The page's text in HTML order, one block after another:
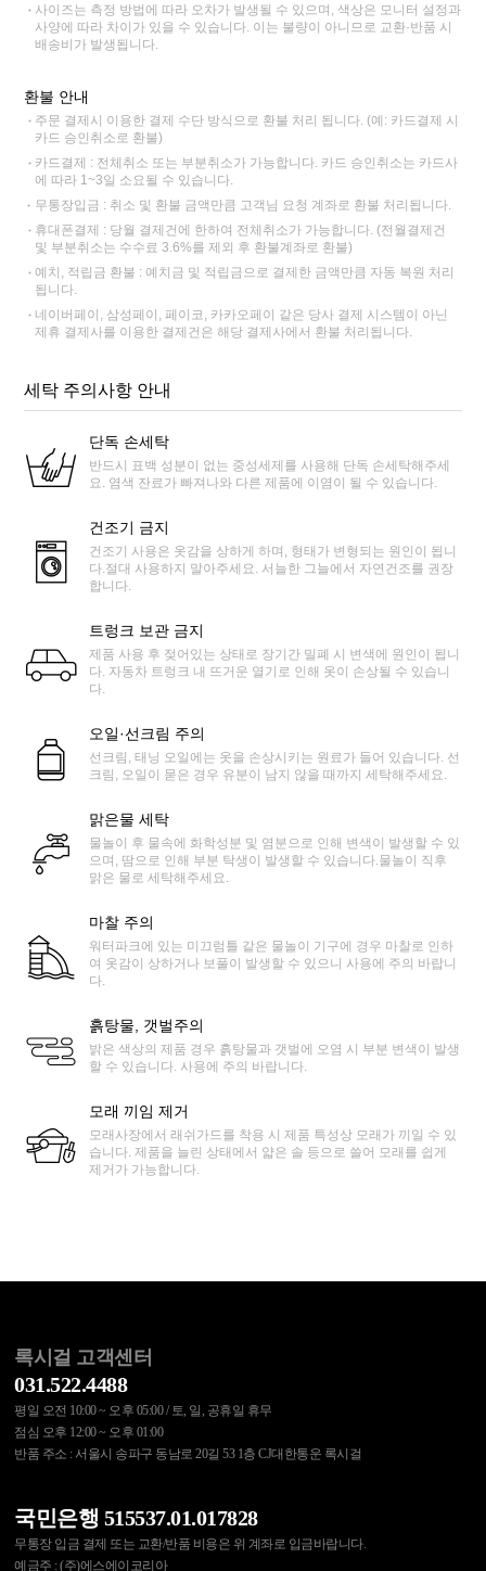
사이즈는 측정 방법에 따라 오차가 발생될 수 있으며, 색상은 모니터 설정과
사양에 따라 차이가 있을 수 있습니다. 이는 불량이 아니므로 교환·반품 시
배송비가 발생됩니다.
환불 안내
주문 결제시 이용한 결제 수단 방식으로 환불 처리 됩니다. (예: 카드결제 시
카드 승인취소로 환불)
카드결제 : 전체취소 또는 부분취소가 가능합니다. 카드 승인취소는 카드사
에 따라 1~3일 소요될 수 있습니다.
무통장입금 : 취소 및 환불 금액만큼 고객님 요청 계좌로 환불 처리됩니다.
휴대폰결제 : 당월 결제건에 한하여 전체취소가 가능합니다. (전월결제건
및 부분취소는 수수료 3.6%를 제외 후 환불계좌로 환불)
예치, 적립금 환불 : 예치금 및 적립금으로 결제한 금액만큼 자동 복원 처리
됩니다.
네이버페이, 삼성페이, 페이코, 카카오페이 같은 당사 결제 시스템이 아닌
제휴 결제사를 이용한 결제건은 해당 결제사에서 환불 처리됩니다.
세탁 주의사항 안내
단독 손세탁
반드시 표백 성분이 없는 중성세제를 사용해 단독 손세탁해주세
요. 염색 잔료가 빠져나와 다른 제품에 이염이 될 수 있습니다.
건조기 금지
건조기 사용은 옷감을 상하게 하며, 형태가 변형되는 원인이 됩니
다.절대 사용하지 말아주세요. 서늘한 그늘에서 자연건조를 권장
합니다.
트렁크 보관 금지
제품 사용 후 젖어있는 상태로 장기간 밀폐 시 변색에 원인이 됩니
다. 자동차 트렁크 내 뜨거운 열기로 인해 옷이 손상될 수 있습니
다.
오일·선크림 주의
선크림, 태닝 오일에는 옷을 손상시키는 원료가 들어 있습니다. 선
크림, 오일이 묻은 경우 유분이 남지 않을 때까지 세탁해주세요.
맑은물 세탁
물놀이 후 물속에 화학성분 및 염분으로 인해 변색이 발생할 수 있
으며, 땀으로 인해 부분 탁생이 발생할 수 있습니다.물놀이 직후
맑은 물로 세탁해주세요.
마찰 주의
워터파크에 있는 미끄럼틀 같은 물놀이 기구에 경우 마찰로 인하
여 옷감이 상하거나 보풀이 발생할 수 있으니 사용에 주의 바랍니
다.
흙탕물, 갯벌주의
밝은 색상의 제품 경우 흙탕물과 갯벌에 오염 시 부분 변색이 발생
할 수 있습니다. 사용에 주의 바랍니다.
모래 끼임 제거
모래사장에서 래쉬가드를 착용 시 제품 특성상 모래가 끼일 수 있
습니다. 제품을 늘린 상태에서 얇은 솔 등으로 쓸어 모래를 쉽게
제거가 가능합니다.
록시걸 고객센터
031.522.4488
평일 오전 10:00 ~ 오후 05:00 / 토, 일, 공휴일 휴무
점심 오후 12:00 ~ 오후 01:00
반품 주소 : 서울시 송파구 동남로 20길 53 1층 CJ대한통운 록시걸
국민은행 515537.01.017828
무통장 입금 결제 또는 교환/반품 비용은 위 계좌로 입금바랍니다.
예금주 : (주)에스에이코리아